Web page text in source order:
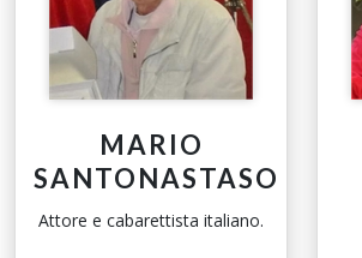
MARIO
SANTONASTASO
Attore e cabarettista italiano.